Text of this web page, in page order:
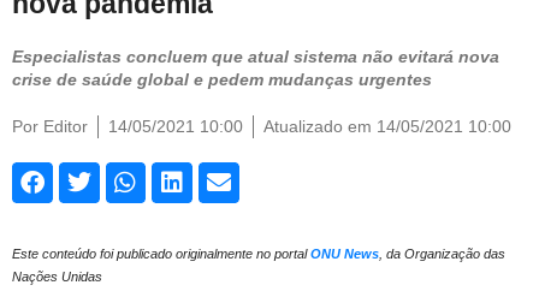
Especialistas concluem que atual sistema não evitará nova
crise de saúde global e pedem mudanças urgentes
Por Editor 14/05/2021 10:00 Atualizado em 14/05/2021 10:00
Este conteúdo foi publicado originalmente no portalONU News, da Organização das
Nações Unidas